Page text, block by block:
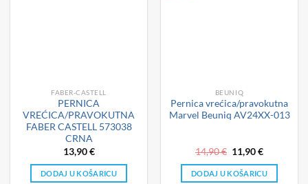
FABER-CASTELL
PERNICA
VREĆICA/PRAVOKUTNA
FABER CASTELL 573038
CRNA
13,90€
DODAJ U KOŠARICU
BEUNIQ
Pernica vrećica/pravokutna
Marvel Beuniq AV24XX-013
14,90€ Izvorna
cijena
bila
je:
11,90€Trenutna
je:
11,90 €.
DODAJ U KOŠARICU